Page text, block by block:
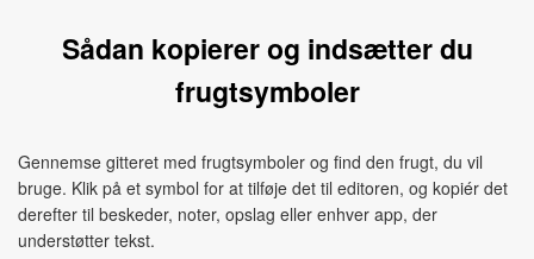
Sådan kopierer og indsætter du
frugtsymboler
Gennemse gitteret med frugtsymboler og find den frugt, du vil
bruge. Klik på et symbol for at tilføje det til editoren, og kopiér det
derefter til beskeder, noter, opslag eller enhver app, der
understøtter tekst.